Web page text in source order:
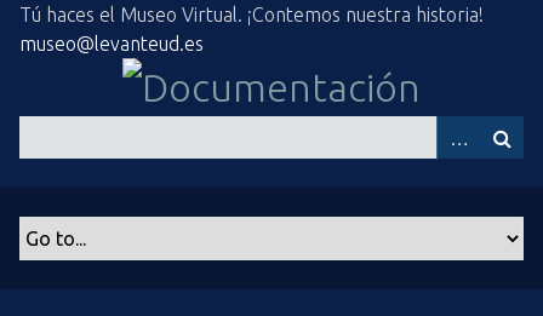
Tú haces el Museo Virtual. ¡Contemos nuestra historia!
museo@levanteud.es